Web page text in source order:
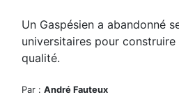
Un Gaspésien a abandonné
universitaires pour construire
qualité.
Par : André Fauteux